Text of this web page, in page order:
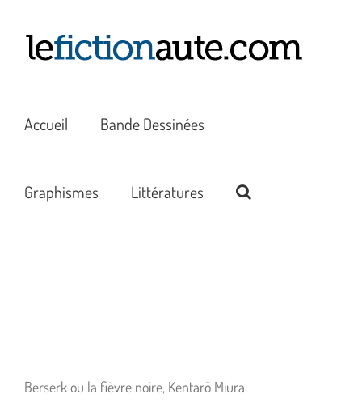
contenu
Accueil Bande Dessinées
Graphismes Littératures
Berserk ou la fièvre noire, Kentarō Miura